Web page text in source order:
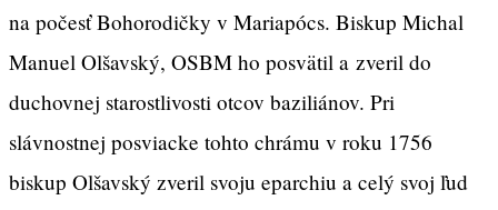
na počesť Bohorodičky v Mariapócs. Biskup Michal
Manuel Olšavský, OSBM ho posvätil a zveril do
duchovnej starostlivosti otcov baziliánov. Pri
slávnostnej posviacke tohto chrámu v roku 1756
biskup Olšavský zveril svoju eparchiu a celý svoj ľud